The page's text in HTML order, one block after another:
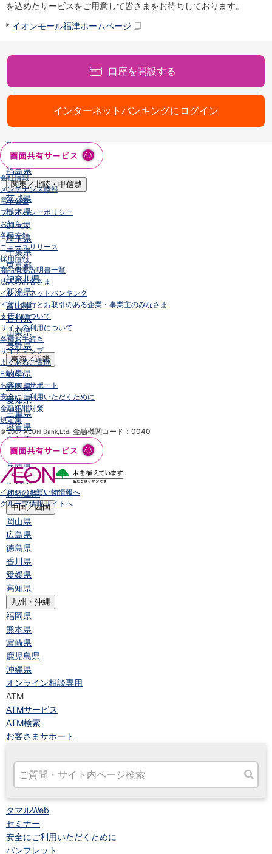
手数料
金利
店舗
北海道
宮城県
秋田県
山形県
福島県
関東／北陸・甲信越
茨城県
栃木県
群馬県
埼玉県
千葉県
東京都
神奈川県
新潟県
富山県
石川県
山梨県
長野県
東海／近畿
岐阜県
静岡県
愛知県
三重県
滋賀県
京都府
大阪府
兵庫県
奈良県
和歌山県
中国／四国
岡山県
広島県
徳島県
香川県
愛媛県
高知県
九州・沖縄
福岡県
熊本県
宮崎県
鹿児島県
沖縄県
オンライン相談専用
ATM
ATMサービス
ATM検索
お客さまサポート
タマルWeb
セミナー
安全にご利用いただくために
パンフレット
を込めたサービスをご用意して皆さまをお待ちしております。
イオンモール福津ホームページ
口座を開設する
インターネットバンキングにログイン
会社情報
メンテナンス情報
電子公告
プライバシーポリシー
お知らせ
各種方針
ニュースリリース
採用情報
商品概要説明書一覧
法人のお客さま
インターネットバンキング
イオン銀行とお取引のある企業・事業主のみなさま
支店名について
サイトの利用について
各種お手続き
サイトマップ
よくあるご質問
English
お客さまサポート
安全にご利用いただくために
金融犯罪対策
規定集
© 2007 AEON Bank,Ltd. 金融機関コード：0040
イオンのお買い物情報へ
グループ情報サイトへ